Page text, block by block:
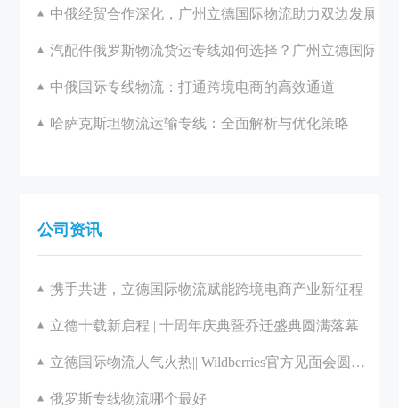
中俄经贸合作深化，广州立德国际物流助力双边发展
汽配件俄罗斯物流货运专线如何选择？广州立德国际物
中俄国际专线物流：打通跨境电商的高效通道
哈萨克斯坦物流运输专线：全面解析与优化策略
公司资讯
携手共进，立德国际物流赋能跨境电商产业新征程
立德十载新启程 | 十周年庆典暨乔迁盛典圆满落幕
立德国际物流人气火热|| Wildberries官方见面会圆满举办
俄罗斯专线物流哪个最好